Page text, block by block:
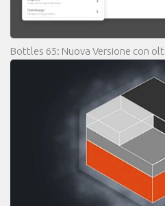
Bottles 65: Nuova Versione con